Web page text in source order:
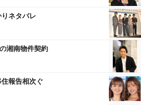
ネタバレ
湘南物件契約
報告相次ぐ